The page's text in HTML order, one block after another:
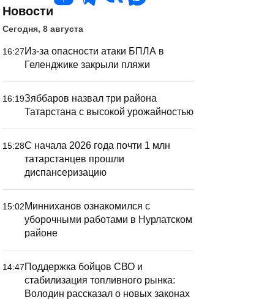
Новости
Сегодня, 8 августа
16:27Из-за опасности атаки БПЛА в
Геленджике закрыли пляжи
16:19Зяббаров назвал три района
Татарстана с высокой урожайностью
15:28С начала 2026 года почти 1 млн
татарстанцев прошли
диспансеризацию
15:02Минниханов ознакомился с
уборочными работами в Нурлатском
районе
14:47Поддержка бойцов СВО и
стабилизация топливного рынка:
Володин рассказал о новых законах